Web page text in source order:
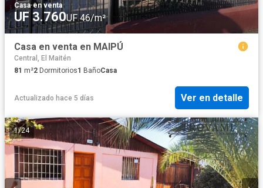
Casa·en venta
UF 3.760UF 46/m²
Casa en venta en MAIPÚ
Central, El Maitén
81 m²2 Dormitorios1 BañoCasa
Actualizado hace 5 días Ver en detalle
1/24